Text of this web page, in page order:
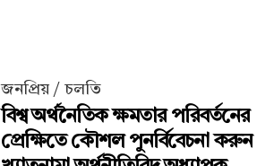
জনপ্রিয় / চলতি
বিশ্ব অর্থনৈতিক ক্ষমতার পরিবর্তনের
প্রেক্ষিতে কৌশল পুনর্বিবেচনা করুন